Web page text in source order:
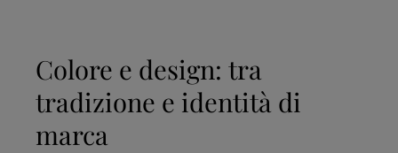
Colore e design: tra
tradizione e identità di
marca